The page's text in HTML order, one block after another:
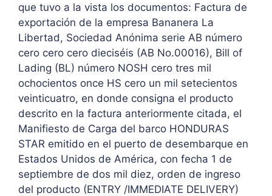
que tuvo a la vista los documentos: Factura de
exportación de la empresa Bananera La
Libertad, Sociedad Anónima serie AB número
cero cero cero dieciséis (AB No.00016), Bill of
Lading (BL) número NOSH cero tres mil
ochocientos once HS cero un mil setecientos
veinticuatro, en donde consigna el producto
descrito en la factura anteriormente citada, el
Manifiesto de Carga del barco HONDURAS
STAR emitido en el puerto de desembarque en
Estados Unidos de América, con fecha 1 de
septiembre de dos mil diez, orden de ingreso
del producto (ENTRY /IMMEDIATE DELIVERY)